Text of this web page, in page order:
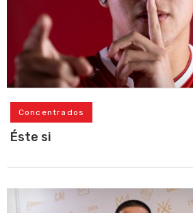
Concentrados
Éste si